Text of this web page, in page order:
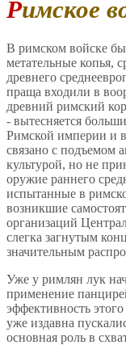
Римское
В римском войске
метательные копья,
древнего
праща входили в
древний римский
- вытесняется
Римской империи и
связано с подъемом
культурой, но не
оружие раннего
испытанные в
возникшие
организаций
слегка загнутым
значительным
Уже у римлян лук
применение
эффективность
уже издавна
основная роль в